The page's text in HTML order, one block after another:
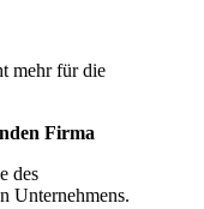
mehr für die
Firma
des
Unternehmens.